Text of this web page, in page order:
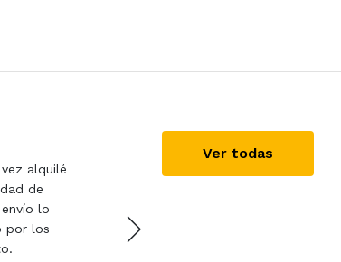
alquilé
de
lo
por los
Ver todas